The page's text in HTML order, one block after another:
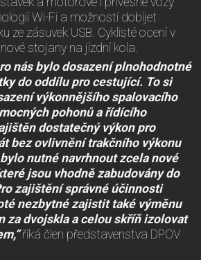
Wi-Fi a možností dobíjet
ze zásuvek USB. Cyklisté ocení v
stojany na jízdní kola.
nás bylo dosazení plnohodnotné
do oddílu pro cestující. To si
výkonnějšího spalovacího
pohonů a řídícího
dostatečný výkon pro
bez ovlivnění trakčního výkonu
nutné navrhnout zcela nové
jsou vhodně zabudovány do
zajištění správné účinnosti
nezbytné zajistit také výměnu
za dvojskla a celou skříň izolovat
říká člen představenstva DPOV